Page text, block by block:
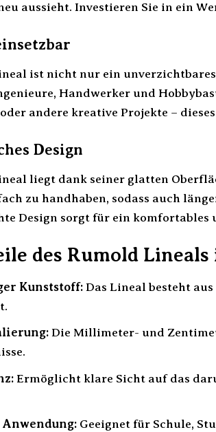
aussieht. Investieren Sie in ein
ist nicht nur ein
Handwerker und
andere kreative Projekte –
Design
liegt dank seiner glatten
zu handhaben, sodass auch
Design sorgt für ein komfortables
des Rumold Lineals
Kunststoff:Das Lineal besteht
Die Millimeter- und
Ermöglicht klare Sicht auf das
Geeignet für Schule,